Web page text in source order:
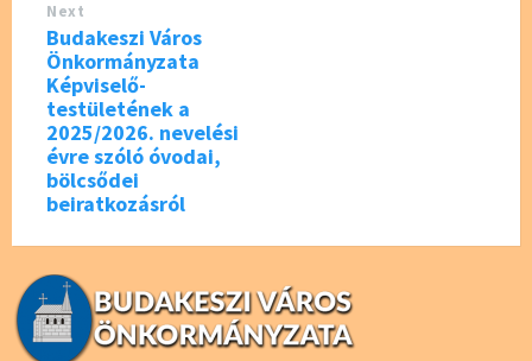
Next
Budakeszi Város
Önkormányzata
Képviselő-
testületének a
2025/2026. nevelési
évre szóló óvodai,
bölcsődei
beiratkozásról